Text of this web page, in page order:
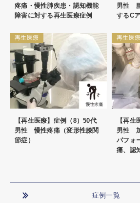
疼痛・慢性肺疾患・認知機能
障害に対する再生医療症例
男性
するC
再生医療
【再生医療】症例（8）50代
男性 慢性疼痛（変形性膝関
節症）
再生医療
【再
男性
パフォ
痛、認
症例一覧